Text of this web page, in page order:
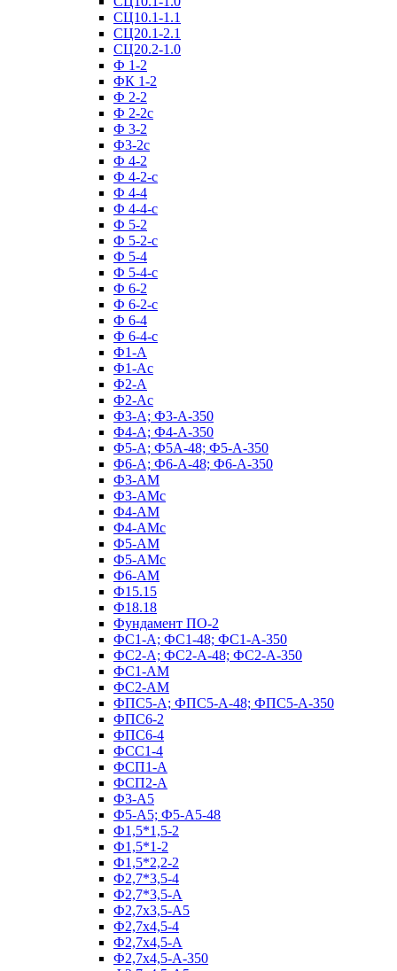
СЦ10.1-1.1
СЦ20.1-2.1
СЦ20.2-1.0
Ф 1-2
ФК 1-2
Ф 2-2
Ф 2-2с
Ф 3-2
Ф3-2с
Ф 4-2
Ф 4-2-с
Ф 4-4
Ф 4-4-с
Ф 5-2
Ф 5-2-с
Ф 5-4
Ф 5-4-с
Ф 6-2
Ф 6-2-с
Ф 6-4
Ф 6-4-с
Ф1-А
Ф1-Ас
Ф2-А
Ф2-Ас
Ф3-А; Ф3-А-350
Ф4-А; Ф4-А-350
Ф5-А; Ф5А-48; Ф5-А-350
Ф6-А; Ф6-А-48; Ф6-А-350
Ф3-АМ
Ф3-АМс
Ф4-АМ
Ф4-АМс
Ф5-АМ
Ф5-АМс
Ф6-АМ
Ф15.15
Ф18.18
Фундамент ПО‑2
ФС1-А; ФС1-48; ФС1-А-350
ФС2-А; ФС2-А-48; ФС2-А-350
ФС1-АМ
ФС2-АМ
ФПС5-А; ФПС5-А-48; ФПС5-А-350
ФПС6-2
ФПС6-4
ФСС1-4
ФСП1-А
ФСП2-А
Ф3-А5
Ф5-А5; Ф5-А5-48
Ф1,5*1,5-2
Ф1,5*1-2
Ф1,5*2,2-2
Ф2,7*3,5-4
Ф2,7*3,5-А
Ф2,7х3,5-А5
Ф2,7х4,5-4
Ф2,7х4,5-А
Ф2,7х4,5-А-350